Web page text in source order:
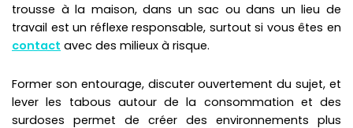
trousse à la maison, dans un sac ou dans un lieu de
travail est un réflexe responsable, surtout si vous êtes en
contact avec des milieux à risque.
Former son entourage, discuter ouvertement du sujet, et
lever les tabous autour de la consommation et des
surdoses permet de créer des environnements plus